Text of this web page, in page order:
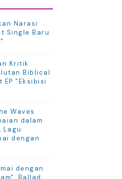
Narasi
Single Baru
Kritik
Biblical
EP "Eksibisi
Waves
dalam
Lagu
dengan
dengan
Ballad